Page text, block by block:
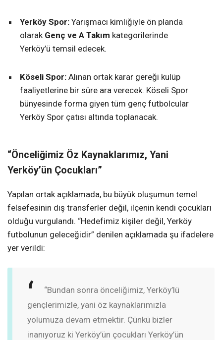
Yerköy Spor: Yarışmacı kimliğiyle ön planda
olarak Genç ve A Takım kategorilerinde
Yerköy’ü temsil edecek.
Köseli Spor: Alınan ortak karar gereği kulüp
faaliyetlerine bir süre ara verecek. Köseli Spor
bünyesinde forma giyen tüm genç futbolcular
Yerköy Spor çatısı altında toplanacak.
“Önceliğimiz Öz Kaynaklarımız, Yani
Yerköy’ün Çocukları”
Yapılan ortak açıklamada, bu büyük oluşumun temel
felsefesinin dış transferler değil, ilçenin kendi çocukları
olduğu vurgulandı. “Hedefimiz kişiler değil, Yerköy
futbolunun geleceğidir” denilen açıklamada şu ifadelere
yer verildi:
“Bundan sonra önceliğimiz, Yerköy’lü
gençlerimizle, yani öz kaynaklarımızla
yolumuza devam etmektir. Çünkü bizler
inanıyoruz ki Yerköy’ün çocukları Yerköy’ün